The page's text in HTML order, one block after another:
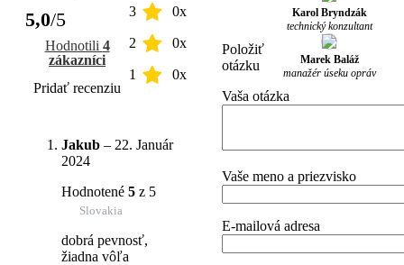
5,0/5
Hodnotili 4
zákazníci
Pridať recenziu
3 0x
2 0x
1 0x
Jakub – 22. Január
2024
Hodnotené 5 z 5
Slovakia
dobrá pevnosť,
žiadna vôľa
Karol Bryndzák
technický konzultant
Marek Baláž
manažér úseku opráv
Položiť
otázku
Vaša otázka
Vaše meno a priezvisko
E-mailová adresa